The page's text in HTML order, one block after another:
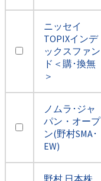
ニッセイ
TOPIXインデ
ックスファン
ド＜購･換無
＞
ノムラ･ジャ
パン・オープ
ン(野村SMA･
EW)
野村 日本株